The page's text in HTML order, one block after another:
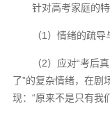
针对高考家庭的
（1）情绪的疏导
（2）应对“考后
了”的复杂情绪，在剧
现：“原来不是只有我